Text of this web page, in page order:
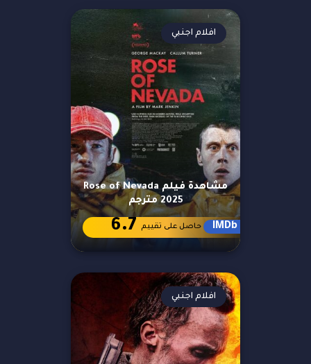
مشاهدة فيلم Rose of Nevada
2025 مترجم
افلام اجنبي
IMDb حاصل على تقييم 6.7
افلام اجنبي